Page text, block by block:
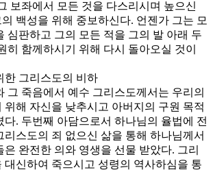
보좌에서 모든 것을 다스리시며 높으신
백성을 위해 중보하신다. 언젠가 그는 모
심판하고 그의 모든 적을 그의 발 아래 두
히 함께하시기 위해 다시 돌아오실 것이
한 그리스도의 비하
그 죽음에서 예수 그리스도께서는 우리의
위해 자신을 낮추시고 아버지의 구원 목적
다. 두번째 아담으로서 하나님의 율법에 전
리스도의 죄 없으신 삶을 통해 하나님께서
완전한 의와 영생을 선물 받았다. 그리
대신하여 죽으시고 성령의 역사하심을 통